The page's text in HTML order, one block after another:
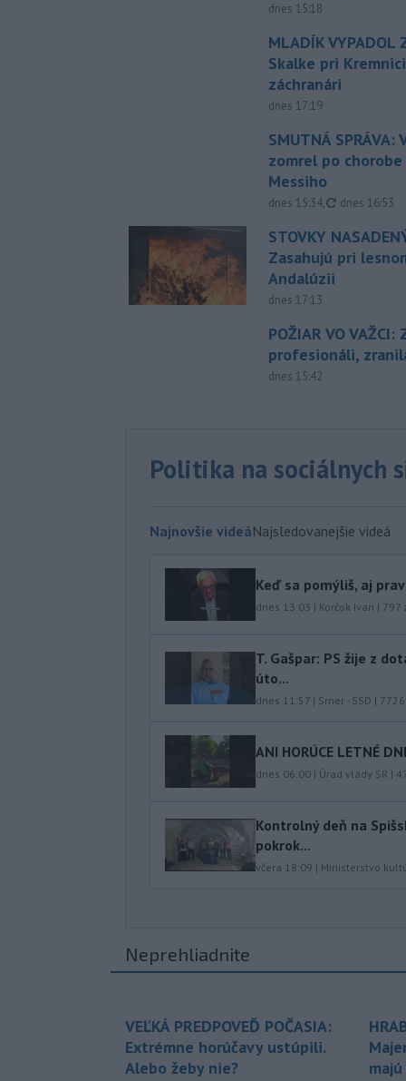
dnes 15:18
MLADÍK VYPADOL
Skalke pri
záchranári
dnes 17:19
SMUTNÁ
zomrel po
Messiho
dnes 15:34, aktualizované
dnes 16:53
STOVKY
Zasahujú pri
Andalúzii
dnes 17:13
POŽIAR VO VAŽCI:
profesionáli,
dnes 15:42
Politika na sociálnych
Najnovšie videáNajsledovanejšie videá
Keď sa pomýliš, aj
dnes 13:03 | Korčok Ivan | 797
T. Gašpar: PS žije z
úto...
dnes 11:57 | Smer - SSD | 7726
ANI HORÚCE LETNÉ
dnes 06:00 | Úrad vlády SR |
Kontrolný deň na
pokrok...
včera 18:09 | Ministerstvo
Neprehliadnite
VEĽKÁ PREDPOVEĎ POČASIA:
Extrémne horúčavy ustúpili.
Alebo žeby nie?